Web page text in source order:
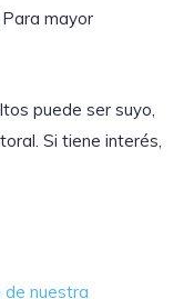
mayor
puede ser suyo,
Si tiene interés,
nuestra